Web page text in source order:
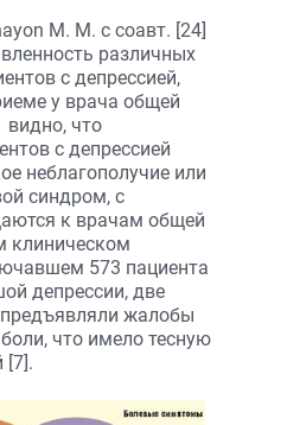
M. M. с соавт. [24]
различных
с депрессией,
у врача общей
видно, что
с депрессией
неблагополучие или
синдром, с
к врачам общей
клиническом
573 пациента
депрессии, две
предъявляли жалобы
что имело тесную
[7].